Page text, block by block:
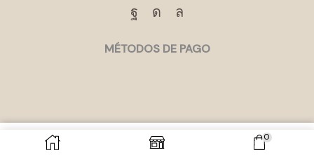
Facebook
Instagram
Whatsapp
MÉTODOS DE PAGO
AÑADIR AL CARRITO COMPRAR
0